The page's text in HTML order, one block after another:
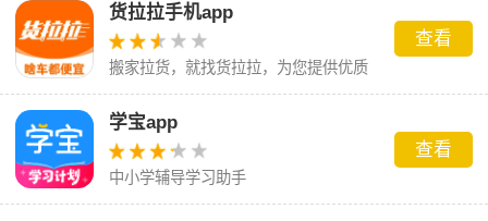
货拉拉手机app
搬家拉货，就找货拉拉，为您提供优质
服务。
查看
学宝app
中小学辅导学习助手
查看